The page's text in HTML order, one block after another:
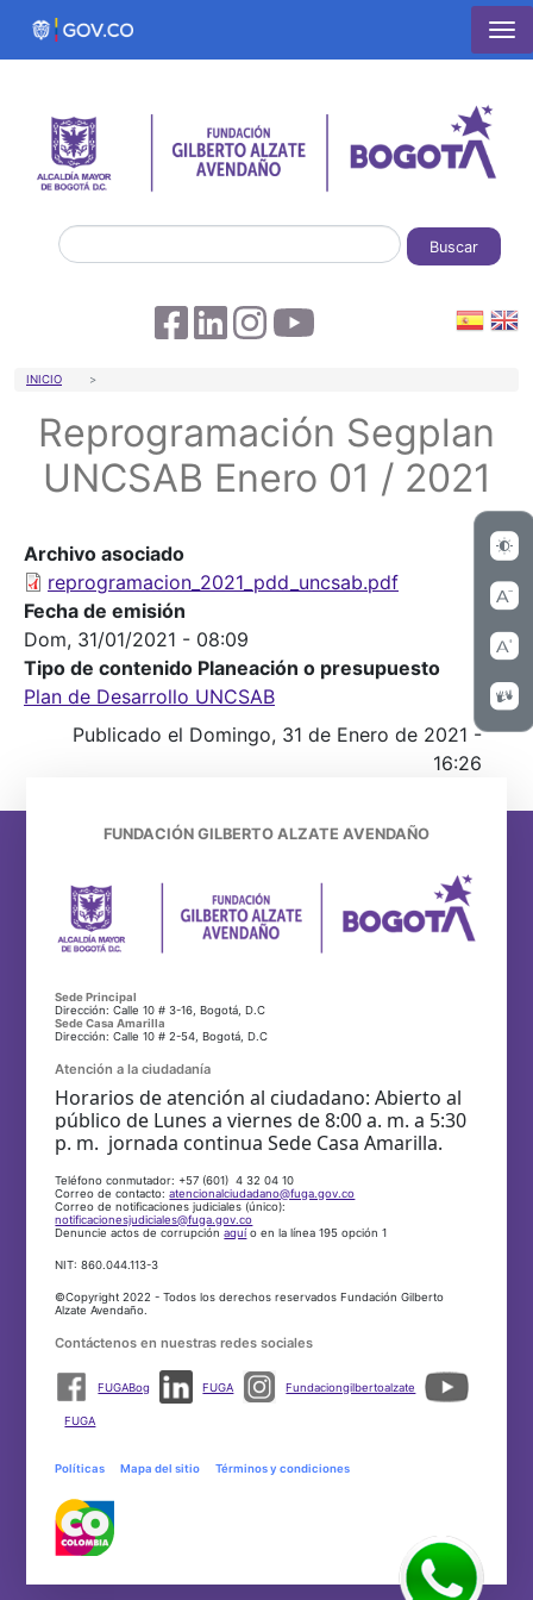
Pasar al contenido principal
Buscar
Sobrescribir enlaces de ayuda a la
INICIO
Reprogramación Segplan
UNCSAB Enero 01 / 2021
Archivo asociado
reprogramacion_2021_pdd_uncsab.pdf
Fecha de emisión
Dom, 31/01/2021 - 08:09
Tipo de contenido Planeación o presupuesto
Plan de Desarrollo UNCSAB
Publicado el Domingo, 31 de Enero de 2021 -
16:26
FUNDACIÓN GILBERTO ALZATE AVENDAÑO
Sede Principal
Dirección: Calle 10 # 3-16, Bogotá, D.C
Sede Casa Amarilla
Dirección: Calle 10 # 2-54, Bogotá, D.C
Atención a la ciudadanía
Horarios de atención al ciudadano: Abierto al
público de Lunes a viernes de 8:00 a. m. a 5:30
p. m. jornada continua Sede Casa Amarilla.
Teléfono conmutador: +57 (601) 4 32 04 10
Correo de contacto:atencionalciudadano@fuga.gov.co
Correo de notificaciones judiciales (único):
notificacionesjudiciales@fuga.gov.co
Denuncie actos de corrupciónaquío en la línea 195 opción 1
NIT: 860.044.113-3
©Copyright 2022 - Todos los derechos reservados Fundación Gilberto
Alzate Avendaño.
Contáctenos en nuestras redes sociales
FUGABog FUGA Fundaciongilbertoalzate
FUGA
Políticas Mapa del sitio Términos y condiciones